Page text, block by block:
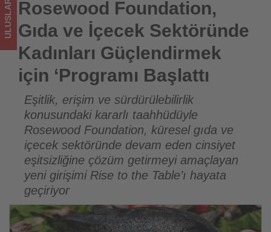
Başlattı
-
Tourexpi,
sizler
için
turizmde
olup
bitenleri
takip
ediyor!
Rosewood Foundation, Gıda ve İçecek Sektöründe Kadınları
Güçlendirmek için ‘Programı Başlattı
Rosewood Foundation,
Gıda ve İçecek Sektöründe
Kadınları Güçlendirmek
için ‘Programı Başlattı
Eşitlik, erişim ve sürdürülebilirlik
konusundaki kararlı taahhüdüyle
Rosewood Foundation, küresel gıda ve
içecek sektöründe devam eden cinsiyet
eşitsizliğine çözüm getirmeyi amaçlayan
yeni girişimi Rise to the Table’ı hayata
geçiriyor